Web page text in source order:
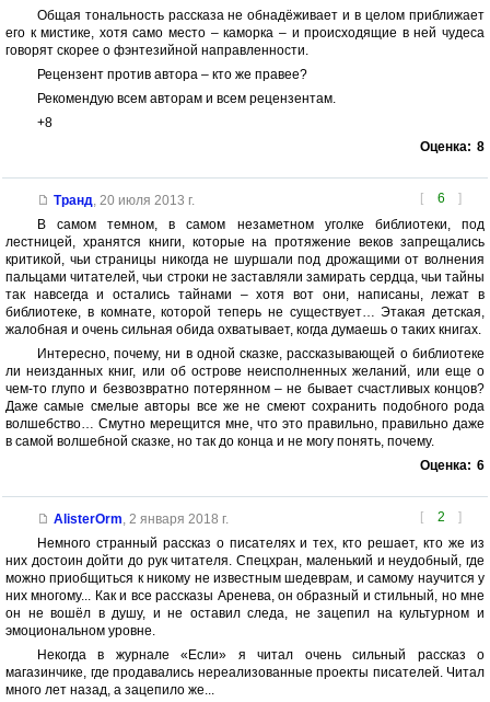
Общая тональность рассказа не обнадёживает и в целом приближает
его к мистике, хотя само место – каморка – и происходящие в ней чудеса
говорят скорее о фэнтезийной направленности.
Рецензент против автора – кто же правее?
Рекомендую всем авторам и всем рецензентам.
+8
Оценка: 8
[ 6 ]
Транд 20 июля 2013 г.
В самом темном, в самом незаметном уголке библиотеки, под
лестницей, хранятся книги, которые на протяжение веков запрещались
критикой, чьи страницы никогда не шуршали под дрожащими от волнения
пальцами читателей, чьи строки не заставляли замирать сердца, чьи тайны
так навсегда и остались тайнами – хотя вот они, написаны, лежат в
библиотеке, в комнате, которой теперь не существует… Этакая детская,
жалобная и очень сильная обида охватывает, когда думаешь о таких книгах.
Интересно, почему, ни в одной сказке, рассказывающей о библиотеке
ли неизданных книг, или об острове неисполненных желаний, или еще о
чем-то глупо и безвозвратно потерянном – не бывает счастливых концов?
Даже самые смелые авторы все же не смеют сохранить подобного рода
волшебство… Смутно мерещится мне, что это правильно, правильно даже
в самой волшебной сказке, но так до конца и не могу понять, почему.
Оценка: 6
[ 2 ]
AlisterOrm 2 января 2018 г.
Немного странный рассказ о писателях и тех, кто решает, кто же из
них достоин дойти до рук читателя. Спецхран, маленький и неудобный, где
можно приобщиться к никому не известным шедеврам, и самому научится у
них многому... Как и все рассказы Аренева, он образный и стильный, но мне
он не вошёл в душу, и не оставил следа, не зацепил на культурном и
эмоциональном уровне.
Некогда в журнале «Если» я читал очень сильный рассказ о
магазинчике, где продавались нереализованные проекты писателей. Читал
много лет назад, а зацепило же...